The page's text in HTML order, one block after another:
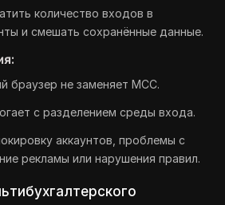
количество входов в
и смешать сохранённые данные.
браузер не заменяет MCC.
с разделением среды входа.
аккаунтов, проблемы с
рекламы или нарушения правил.